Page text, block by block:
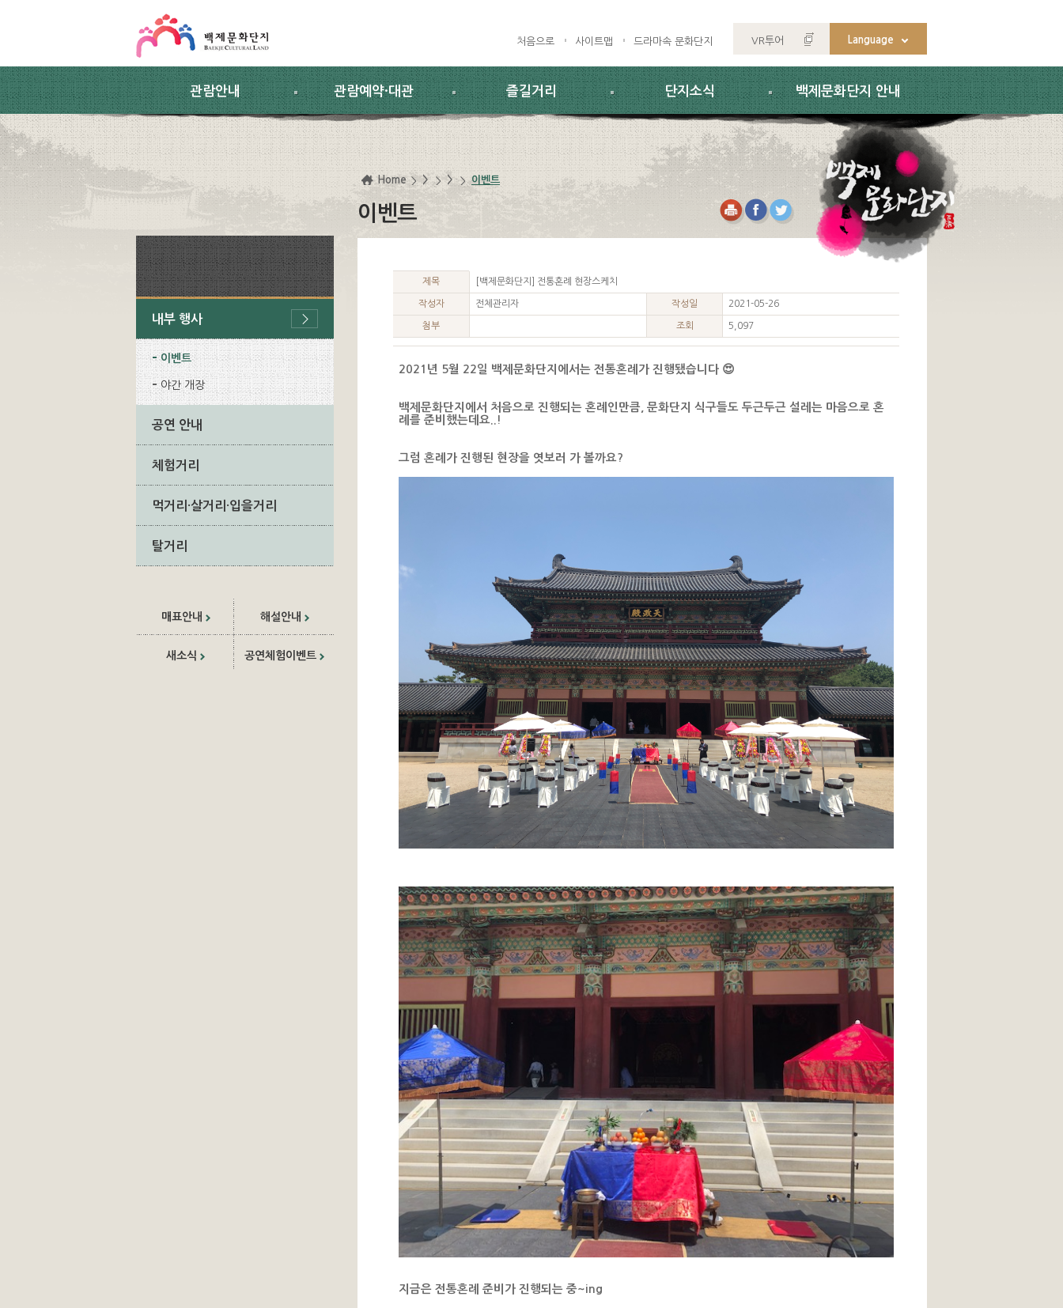
처음으로 사이트맵 드라마속 문화단지 VR투어 Language
관람안내 관람예약·대관 즐길거리 단지소식 백제문화단지 안내
내부 행사
이벤트
야간 개장
공연 안내
체험거리
먹거리·살거리·입을거리
탈거리
매표안내 해설안내
새소식 공연체험이벤트
Home > > 이벤트
이벤트
제목 [백제문화단지] 전통혼례 현장스케치
작성자 전체관리자 작성일 2021-05-26
첨부 조회 5,097
2021년 5월 22일 백제문화단지에서는 전통혼례가 진행됐습니다 😍
백제문화단지에서 처음으로 진행되는 혼례인만큼, 문화단지 식구들도 두근두근 설레는 마음으로 혼
례를 준비했는데요..!
그럼 혼례가 진행된 현장을 엿보러 가 볼까요?
지금은 전통혼례 준비가 진행되는 중~ing